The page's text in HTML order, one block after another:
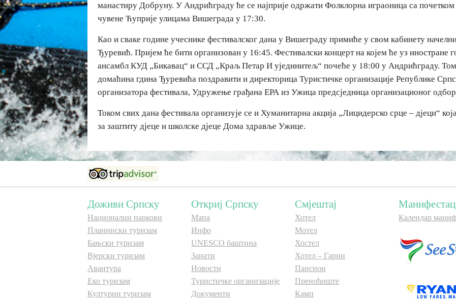
манастиру Добруну. У Андрићграду ће се најприје одржати Фолклорна играоница са
чувене Ћуприје улицама Вишеграда у 17:30.
Као и сваке године учеснике фестивалског дана у Вишеграду примиће у свом кабинету
Ђуревић. Пријем ће бити организован у 16:45. Фестивалски концерт на којем ће уз иностране
ансамбл КУД „Бикавац“ и ССД „Краљ Петар И ујединитељ“ почеће у 18:00 у Андрићграду.
домаћина гдина Ђуревића поздравити и директорица Туристичке организације Републике
организатора фестивала, Удружење грађана ЕРА из Ужица предсједница организационог
Током свих дана фестивала организује се и Хуманитарна акција „Лицидерско срце – дјеци“
за заштиту дјеце и школске дјеце Дома здравље Ужице.
Доживи Српску
Национални паркови
Планински туризам
Бањски туризам
Вјерски туризам
Авантура
Еко туризам
Културни туризам
Откриј Српску
Мапа
Инфо
UNESCO баштина
Занати
Новости
Туристичке организације
Документи
Смјештај
Хотел
Мотел
Хостел
Хотел – Гарни
Пансион
Преноћиште
Камп
Календар